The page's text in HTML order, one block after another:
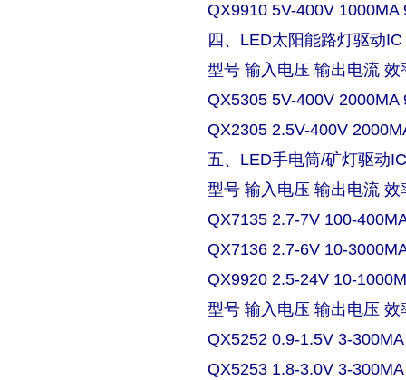
QX9910 5V-400V 1000MA
四、LED太阳能路灯驱动IC
型号 输入电压 输出电流 效
QX5305 5V-400V 2000MA
QX2305 2.5V-400V
五、LED手电筒/矿灯驱动
型号 输入电压 输出电流 效
QX7135 2.7-7V 100-
QX7136 2.7-6V 10-
QX9920 2.5-24V 10-
型号 输入电压 输出电压 效
QX5252 0.9-1.5V 3-
QX5253 1.8-3.0V 3-